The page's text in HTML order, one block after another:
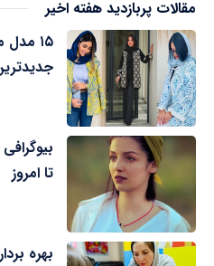
مقالات پربازدید هفته اخیر
تا امروز
بهره